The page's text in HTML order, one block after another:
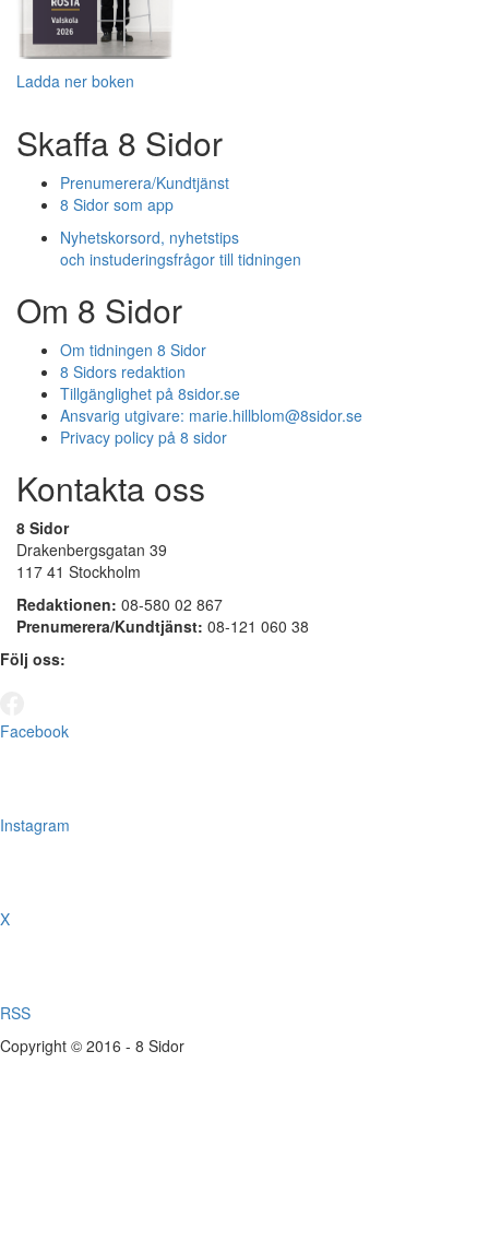
Ladda ner boken
Skaffa 8 Sidor
Prenumerera/Kundtjänst
8 Sidor som app
Nyhetskorsord, nyhetstips
och instuderingsfrågor till tidningen
Om 8 Sidor
Om tidningen 8 Sidor
8 Sidors redaktion
Tillgänglighet på 8sidor.se
Ansvarig utgivare: marie.hillblom@8sidor.se
Privacy policy på 8 sidor
Kontakta oss
8 Sidor
Drakenbergsgatan 39
117 41 Stockholm
Redaktionen: 08-580 02 867
Prenumerera/Kundtjänst: 08-121 060 38
Följ oss:
Facebook
Instagram
X
RSS
Copyright © 2016 - 8 Sidor